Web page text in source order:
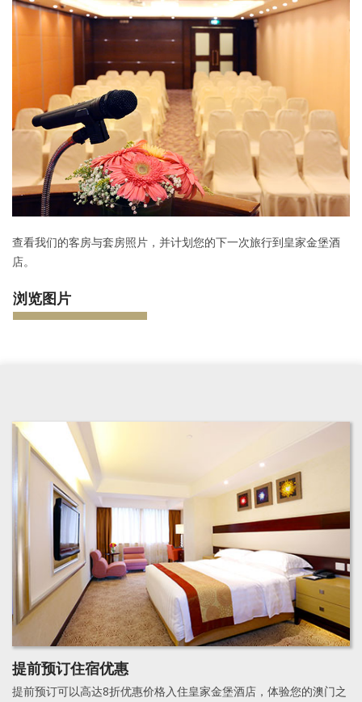
查看我们的客房与套房照片，并计划您的下一次旅行到皇家金堡酒
店。
浏览图片
提前预订住宿优惠
提前预订可以高达8折优惠价格入住皇家金堡酒店，体验您的澳门之